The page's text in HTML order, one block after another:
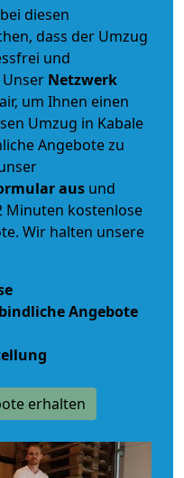
diesen
dass der Umzug
und
Netzwerk
, um Ihnen einen
Umzug in Kabale
Angebote zu
aus und
Minuten kostenlose
Wir halten unsere
Angebote
erhalten